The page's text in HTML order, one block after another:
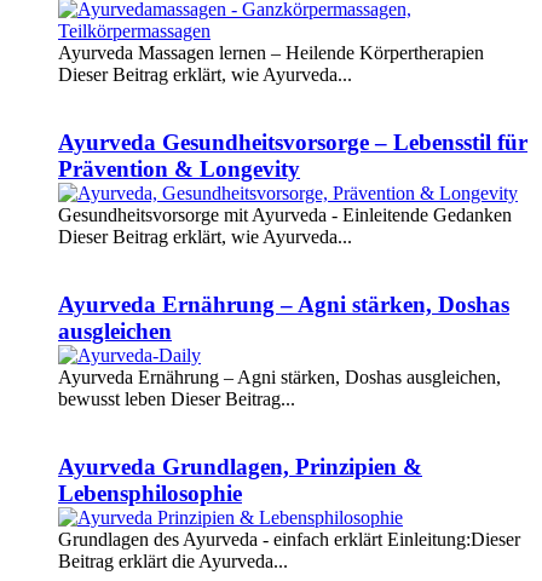
Ayurveda Massagen lernen – Heilende Körpertherapien
Dieser Beitrag erklärt, wie Ayurveda...
Ayurveda Gesundheitsvorsorge – Lebensstil für
Prävention & Longevity
Gesundheitsvorsorge mit Ayurveda - Einleitende Gedanken
Dieser Beitrag erklärt, wie Ayurveda...
Ayurveda Ernährung – Agni stärken, Doshas
ausgleichen
Ayurveda Ernährung – Agni stärken, Doshas ausgleichen,
bewusst leben Dieser Beitrag...
Ayurveda Grundlagen, Prinzipien &
Lebensphilosophie
Grundlagen des Ayurveda - einfach erklärt Einleitung:Dieser
Beitrag erklärt die Ayurveda...